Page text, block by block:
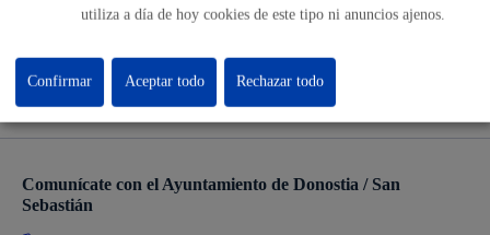
MÁQUINA
Volver al índice
Comunícate con el Ayuntamiento de Donostia / San
Sebastián
utiliza a día de hoy cookies de este tipo ni anuncios ajenos.
Rechazar todo
Confirmar Aceptar todo